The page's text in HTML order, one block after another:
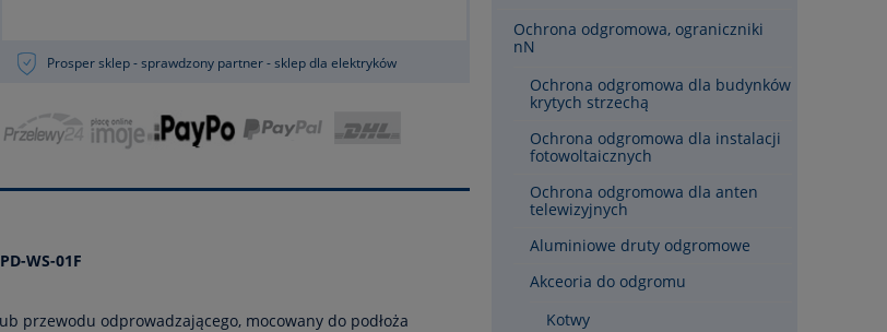
Prosper sklep - sprawdzony partner - sklep dla elektryków
WS-01F
przewodu odprowadzającego, mocowany do podłoża
Ochrona odgromowa, ograniczniki
nN
Ochrona odgromowa dla budynków
krytych strzechą
Ochrona odgromowa dla instalacji
fotowoltaicznych
Ochrona odgromowa dla anten
telewizyjnych
Aluminiowe druty odgromowe
Akceoria do odgromu
Kotwy